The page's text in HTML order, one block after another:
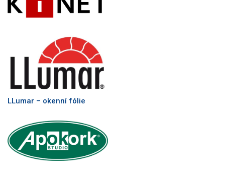
LLumar – okenní fólie